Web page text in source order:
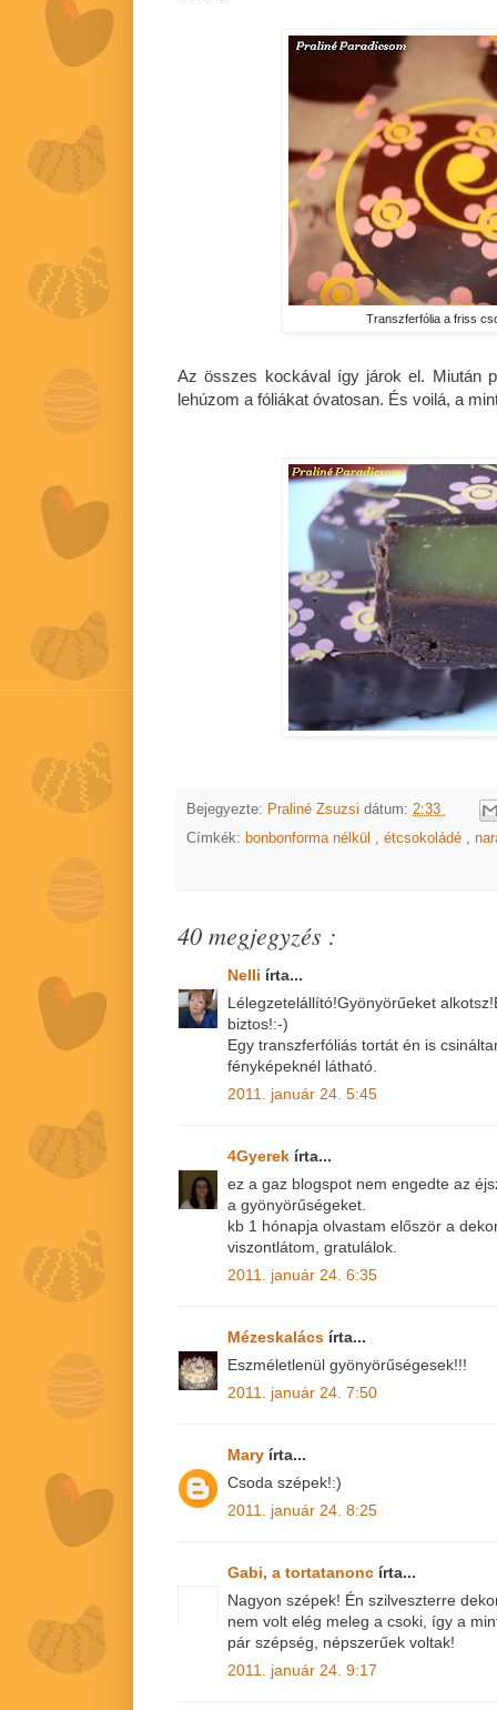
Transzferfólia a friss
Az összes kockával így járok el. Miután
lehúzom a fóliákat óvatosan. És voilá, a
Bejegyezte: Praliné Zsuzsi dátum: 2:33
Címkék: bonbonforma nélkül , étcsokoládé ,
40 megjegyzés :
Nelli írta...
Lélegzetelállító!Gyönyörűeket
biztos!:-)
Egy transzferfóliás tortát én is
fényképeknél látható.
2011. január 24. 5:45
4Gyerek írta...
ez a gaz blogspot nem engedte az
a gyönyörűségeket.
kb 1 hónapja olvastam először a
viszontlátom, gratulálok.
2011. január 24. 6:35
Mézeskalács írta...
Eszméletlenül gyönyörűségesek!!!
2011. január 24. 7:50
Mary írta...
Csoda szépek!:)
2011. január 24. 8:25
Gabi, a tortatanonc írta...
Nagyon szépek! Én szilveszterre
nem volt elég meleg a csoki, így a
pár szépség, népszerűek voltak!
2011. január 24. 9:17